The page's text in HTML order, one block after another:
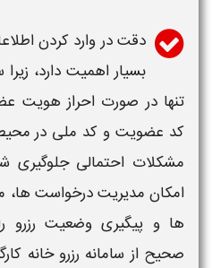
دقت در وارد کردن
بسیار اهمیت دارد، زیرا
تنها در صورت احراز هویت
کد عضویت و کد ملی در
مشکلات احتمالی جلوگیری
امکان مدیریت درخواست ها،
ها و پیگیری وضعیت رزرو
صحیح از سامانه رزرو خانه